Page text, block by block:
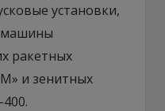
установки,
машины
ракетных
и зенитных